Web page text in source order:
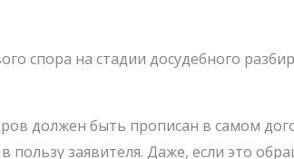
спора на стадии досудебного
должен быть прописан в самом
пользу заявителя. Даже, если это